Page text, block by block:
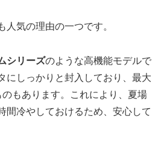
人気の理由の一つです。
シリーズのような高機能モデルで
にしっかりと封入しており、最大
もあります。これにより、夏場
間冷やしておけるため、安心して